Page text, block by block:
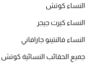
عرض جميع المنتجات
النساء كوتش
النساء كيرت جيجر
النساء فالنتينو جارافاني
جميع الحقائب النسائية كوتش